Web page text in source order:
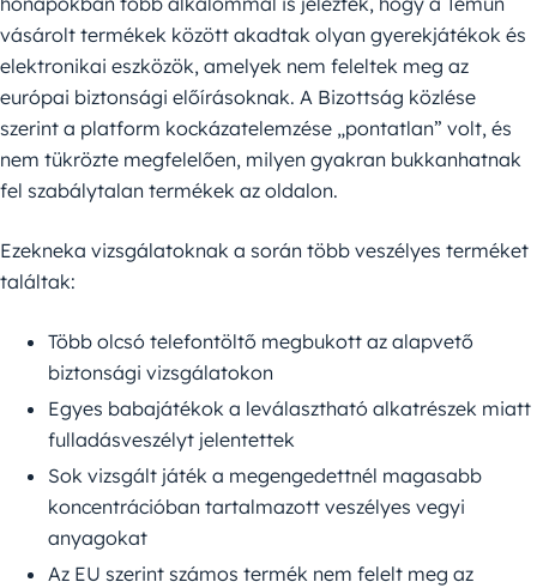
vásárolt termékek között akadtak olyan gyerekjátékok és
elektronikai eszközök, amelyek nem feleltek meg az
európai biztonsági előírásoknak. A Bizottság közlése
szerint a platform kockázatelemzése „pontatlan” volt, és
nem tükrözte megfelelően, milyen gyakran bukkanhatnak
fel szabálytalan termékek az oldalon.
Ezekneka vizsgálatoknak a során több veszélyes terméket
találtak:
Több olcsó telefontöltő megbukott az alapvető
biztonsági vizsgálatokon
Egyes babajátékok a leválasztható alkatrészek miatt
fulladásveszélyt jelentettek
Sok vizsgált játék a megengedettnél magasabb
koncentrációban tartalmazott veszélyes vegyi
anyagokat
Az EU szerint számos termék nem felelt meg az